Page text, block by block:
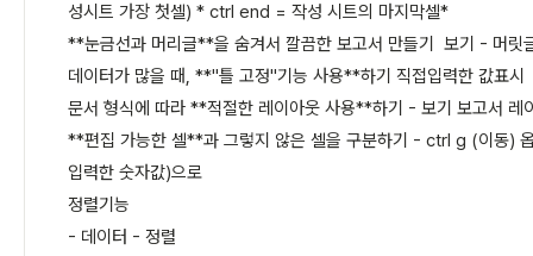
성시트 가장 첫셀) * ctrl end = 작성 시트의 마지막셀*
**눈금선과 머리글**을 숨겨서 깔끔한 보고서 만들기 보기 - 머릿
데이터가 많을 때, **"틀 고정"기능 사용**하기 직접입력한 값표
문서 형식에 따라 **적절한 레이아웃 사용**하기 - 보기 보고서 레
**편집 가능한 셀**과 그렇지 않은 셀을 구분하기 - ctrl g (이동)
입력한 숫자값)으로
정렬기능
- 데이터 - 정렬